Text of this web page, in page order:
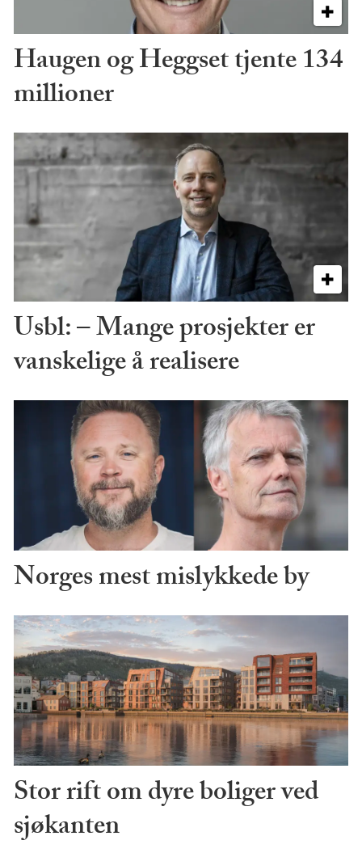
Haugen og Heggset tjente 134
millioner
Usbl: – Mange prosjekter er
vanskelige å realisere
Norges mest mislykkede by
Stor rift om dyre boliger ved
sjøkanten